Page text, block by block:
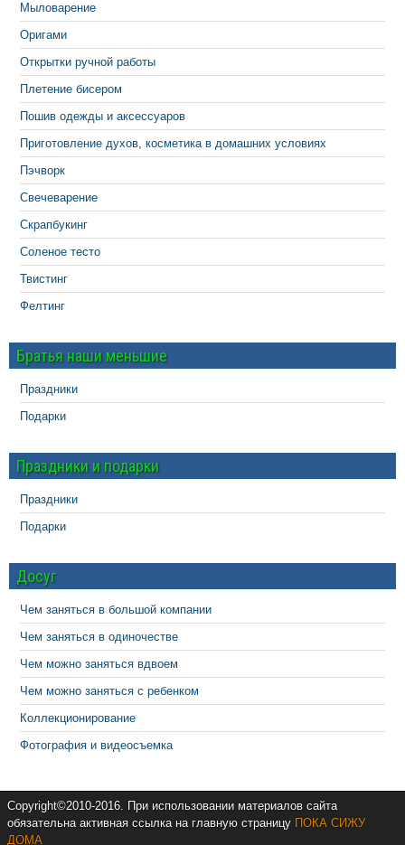
Мыловарение
Оригами
Открытки ручной работы
Плетение бисером
Пошив одежды и аксессуаров
Приготовление духов, косметика в домашних условиях
Пэчворк
Свечеварение
Скрапбукинг
Соленое тесто
Твистинг
Фелтинг
Братья наши меньшие
Праздники
Подарки
Праздники и подарки
Праздники
Подарки
Досуг
Чем заняться в большой компании
Чем заняться в одиночестве
Чем можно заняться вдвоем
Чем можно заняться с ребенком
Коллекционирование
Фотография и видеосъемка
Copyright©2010-2016. При использовании материалов сайта
обязательна активная ссылка на главную страницу ПОКА СИЖУ
ДОМА